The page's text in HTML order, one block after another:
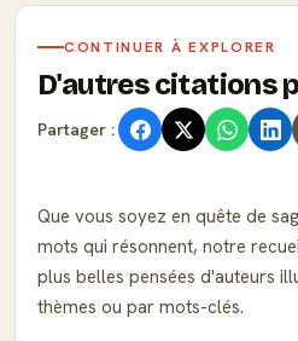
CONTINUER À EXPLORER
D'autres citations
Partager :
Que vous soyez en quête de
mots qui résonnent, notre
plus belles pensées d'auteurs
thèmes ou par mots-clés.